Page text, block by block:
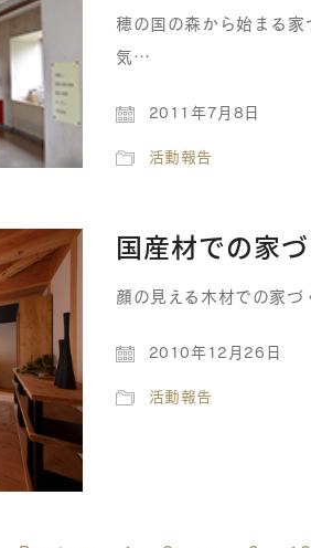
穂の国の森から始まる
気…
2011年7月8日
活動報告
国産材での家
顔の見える木材での家づ
2010年12月26日
活動報告